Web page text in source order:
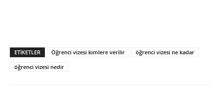
ETIKETLER Öğrenci vizesi kimlere verilir
öğrenci vizesi ne kadar
öğrenci vizesi nedir